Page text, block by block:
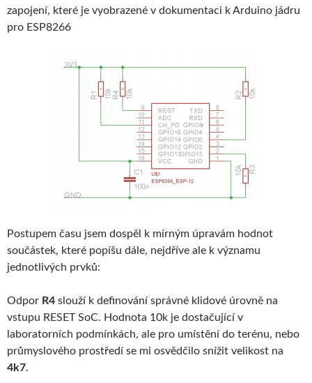
zapojení, které je vyobrazené v dokumentaci k Arduino jádru
pro ESP8266
Postupem času jsem dospěl k mírným úpravám hodnot
součástek, které popíšu dále, nejdříve ale k významu
jednotlivých prvků:
Odpor R4 slouží k definování správné klidové úrovně na
vstupu RESET SoC. Hodnota 10k je dostačující v
laboratorních podmínkách, ale pro umístění do terénu, nebo
průmyslového prostředí se mi osvědčilo snížit velikost na
4k7.